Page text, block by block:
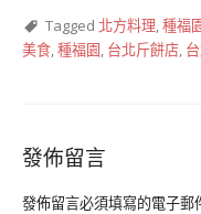
Tagged 北方料理,種福
美食,種福園, 台北斤餅店,
發佈留言
發佈留言必須填寫的電子郵